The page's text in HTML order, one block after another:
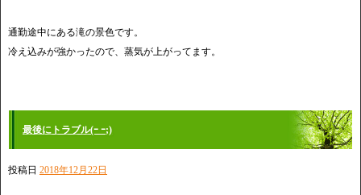
通勤途中にある滝の景色です。
冷え込みが強かったので、蒸気が上がってます。
最後にトラブル(ｰ ｰ;)
投稿日 2018年12月22日